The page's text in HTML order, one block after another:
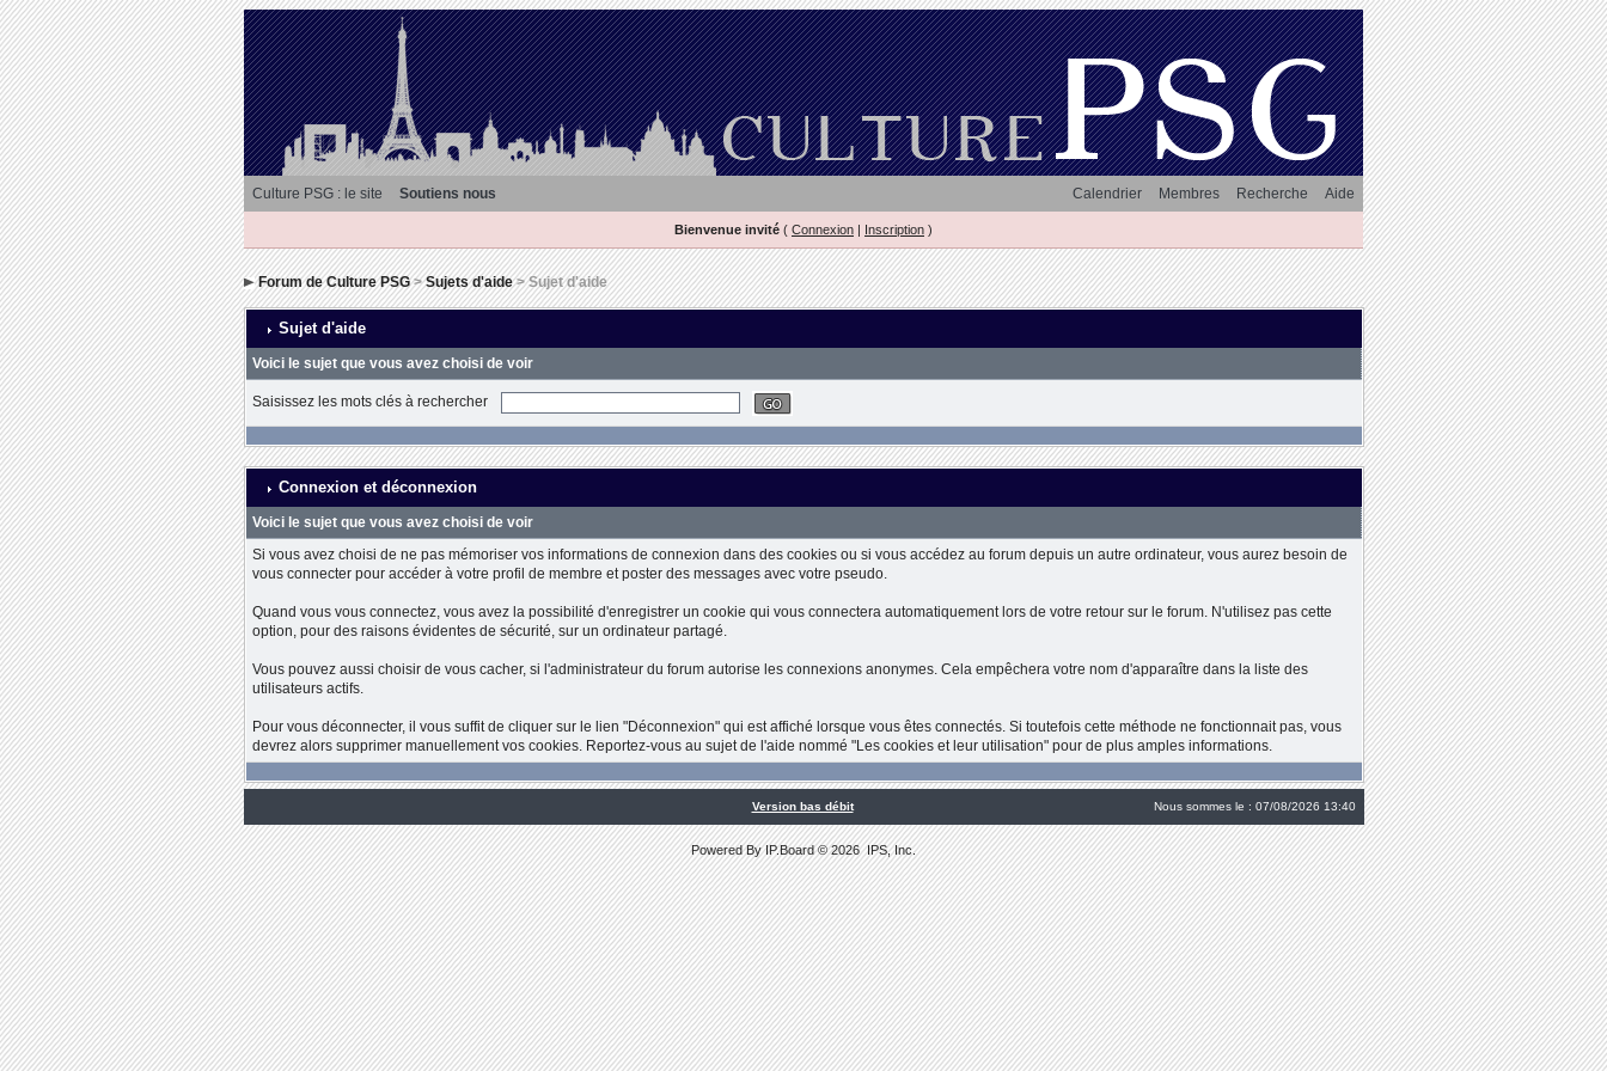
Culture PSG : le site Soutiens nous Aide
Recherche
Membres
Calendrier
Bienvenue invité ( Connexion | Inscription )
Forum de Culture PSG>Sujets d'aide> Sujet d'aide
Sujet d'aide
Voici le sujet que vous avez choisi de voir
Saisissez les mots clés à rechercher
Connexion et déconnexion
Voici le sujet que vous avez choisi de voir
Si vous avez choisi de ne pas mémoriser vos informations de connexion dans des cookies ou si vous accédez au forum depuis un autre ordinateur, vous aurez besoin de
vous connecter pour accéder à votre profil de membre et poster des messages avec votre pseudo.
Quand vous vous connectez, vous avez la possibilité d'enregistrer un cookie qui vous connectera automatiquement lors de votre retour sur le forum. N'utilisez pas cette
option, pour des raisons évidentes de sécurité, sur un ordinateur partagé.
Vous pouvez aussi choisir de vous cacher, si l'administrateur du forum autorise les connexions anonymes. Cela empêchera votre nom d'apparaître dans la liste des
utilisateurs actifs.
Pour vous déconnecter, il vous suffit de cliquer sur le lien "Déconnexion" qui est affiché lorsque vous êtes connectés. Si toutefois cette méthode ne fonctionnait pas, vous
devrez alors supprimer manuellement vos cookies. Reportez-vous au sujet de l'aide nommé "Les cookies et leur utilisation" pour de plus amples informations.
Version bas débit Nous sommes le : 07/08/2026 13:40
Powered ByIP.Board© 2026IPS, Inc.